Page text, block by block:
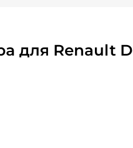
для Renault